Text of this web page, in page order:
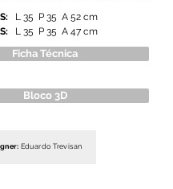
L 35 P 35 A 52 cm
L 35 P 35 A 47 cm
Ficha Técnica
Bloco 3D
Eduardo Trevisan